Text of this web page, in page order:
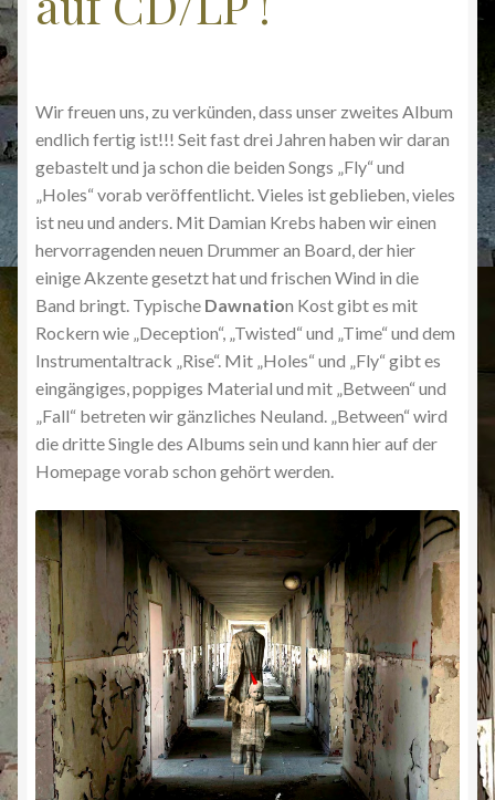
Wir freuen uns, zu verkünden, dass unser zweites Album
endlich fertig ist!!! Seit fast drei Jahren haben wir daran
gebastelt und ja schon die beiden Songs „Fly“ und
„Holes“ vorab veröffentlicht. Vieles ist geblieben, vieles
ist neu und anders. Mit Damian Krebs haben wir einen
hervorragenden neuen Drummer an Board, der hier
einige Akzente gesetzt hat und frischen Wind in die
Band bringt. Typische Dawnation Kost gibt es mit
Rockern wie „Deception“, „Twisted“ und „Time“ und dem
Instrumentaltrack „Rise“. Mit „Holes“ und „Fly“ gibt es
eingängiges, poppiges Material und mit „Between“ und
„Fall“ betreten wir gänzliches Neuland. „Between“ wird
die dritte Single des Albums sein und kann hier auf der
Homepage vorab schon gehört werden.